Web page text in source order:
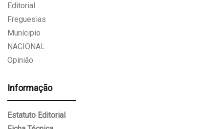
Editorial
Freguesias
Munícipio
NACIONAL
Opinião
Informação
Estatuto Editorial